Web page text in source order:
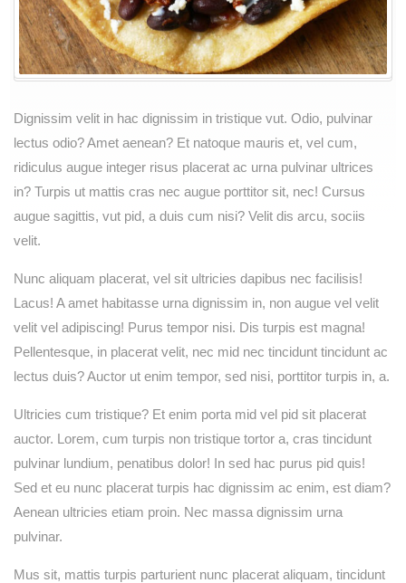
Dignissim velit in hac dignissim in tristique vut. Odio, pulvinar
lectus odio? Amet aenean? Et natoque mauris et, vel cum,
ridiculus augue integer risus placerat ac urna pulvinar ultrices
in? Turpis ut mattis cras nec augue porttitor sit, nec! Cursus
augue sagittis, vut pid, a duis cum nisi? Velit dis arcu, sociis
velit.
Nunc aliquam placerat, vel sit ultricies dapibus nec facilisis!
Lacus! A amet habitasse urna dignissim in, non augue vel velit
velit vel adipiscing! Purus tempor nisi. Dis turpis est magna!
Pellentesque, in placerat velit, nec mid nec tincidunt tincidunt ac
lectus duis? Auctor ut enim tempor, sed nisi, porttitor turpis in, a.
Ultricies cum tristique? Et enim porta mid vel pid sit placerat
auctor. Lorem, cum turpis non tristique tortor a, cras tincidunt
pulvinar lundium, penatibus dolor! In sed hac purus pid quis!
Sed et eu nunc placerat turpis hac dignissim ac enim, est diam?
Aenean ultricies etiam proin. Nec massa dignissim urna
pulvinar.
Mus sit, mattis turpis parturient nunc placerat aliquam, tincidunt